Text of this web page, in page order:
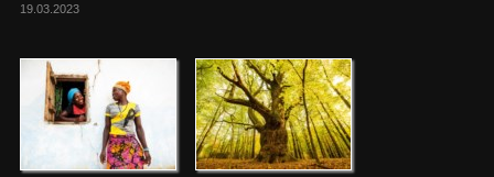
19.03.2023